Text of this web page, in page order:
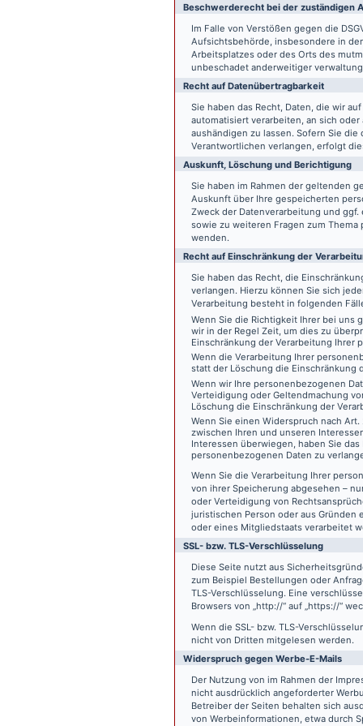
Beschwerde­recht bei der zuständigen
Im Falle von Verstößen gegen die
Aufsichtsbehörde, insbesondere in
Arbeitsplatzes oder des Orts des
unbeschadet anderweitiger
Recht auf Daten­übertrag­barkeit
Sie haben das Recht, Daten, die wir
automatisiert verarbeiten, an sich
aushändigen zu lassen. Sofern Sie
Verantwortlichen verlangen, erfolgt
Auskunft, Löschung und Berichtigung
Sie haben im Rahmen der geltenden
Auskunft über Ihre gespeicherten
Zweck der Datenverarbeitung und
sowie zu weiteren Fragen zum
wenden.
Recht auf Einschränkung der
Sie haben das Recht, die
verlangen. Hierzu können Sie sich
Verarbeitung besteht in folgenden
Wenn Sie die Richtigkeit Ihrer bei
wir in der Regel Zeit, um dies zu
Einschränkung der Verarbeitung Ihrer
Wenn die Verarbeitung Ihrer
statt der Löschung die Einschränkung
Wenn wir Ihre personenbezogenen
Verteidigung oder Geltendmachung
Löschung die Einschränkung der
Wenn Sie einen Widerspruch nach
zwischen Ihren und unseren
Interessen überwiegen, haben Sie
personenbezogenen Daten zu
Wenn Sie die Verarbeitung Ihrer
von ihrer Speicherung abgesehen –
oder Verteidigung von
juristischen Person oder aus
oder eines Mitgliedstaats verarbeitet
SSL- bzw. TLS-Verschlüsselung
Diese Seite nutzt aus
zum Beispiel Bestellungen oder
TLS-Verschlüsselung. Eine
Browsers von „http://“ auf „https://“
Wenn die SSL- bzw. TLS-
nicht von Dritten mitgelesen werden.
Widerspruch gegen Werbe-E-Mails
Der Nutzung von im Rahmen der
nicht ausdrücklich angeforderter
Betreiber der Seiten behalten sich
von Werbeinformationen, etwa durch